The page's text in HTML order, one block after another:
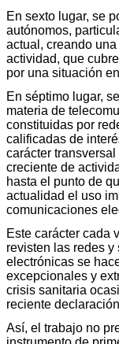
En sexto lugar, se
autónomos,
actual, creando
actividad, que
por una situación
En séptimo lugar,
materia de
constituidas por
calificadas de
carácter
creciente de
hasta el punto de
actualidad el uso
comunicaciones
Este carácter cada
revisten las redes
electrónicas se
excepcionales y
crisis sanitaria
reciente
Así, el trabajo no